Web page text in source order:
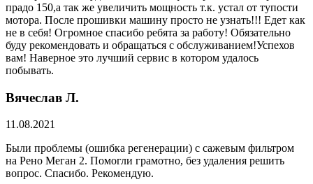
прадо 150,а так же увеличить мощность т.к. устал от тупости
мотора. После прошивки машину просто не узнать!!! Едет как
не в себя! Огромное спасибо ребята за работу! Обязательно
буду рекомендовать и обращаться с обслуживанием!Успехов
вам! Наверное это лучший сервис в котором удалось
побывать.
Вячеслав Л.
11.08.2021
Были проблемы (ошибка регенерации) с сажевым фильтром
на Рено Меган 2. Помогли грамотно, без удаления решить
вопрос. Спасибо. Рекомендую.